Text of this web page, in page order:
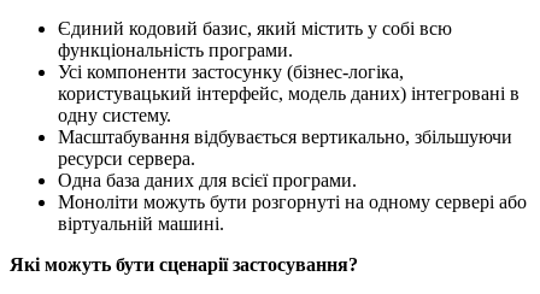
Єдиний кодовий базис, який містить у собі всю
функціональність програми.
Усі компоненти застосунку (бізнес-логіка,
користувацький інтерфейс, модель даних) інтегровані в
одну систему.
Масштабування відбувається вертикально, збільшуючи
ресурси сервера.
Одна база даних для всієї програми.
Моноліти можуть бути розгорнуті на одному сервері або
віртуальній машині.
Які можуть бути сценарії застосування?